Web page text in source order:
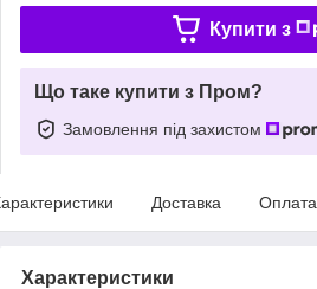
Купити з
Що таке купити з Пром?
Замовлення під захистом
Доставка Оплата
Характеристики